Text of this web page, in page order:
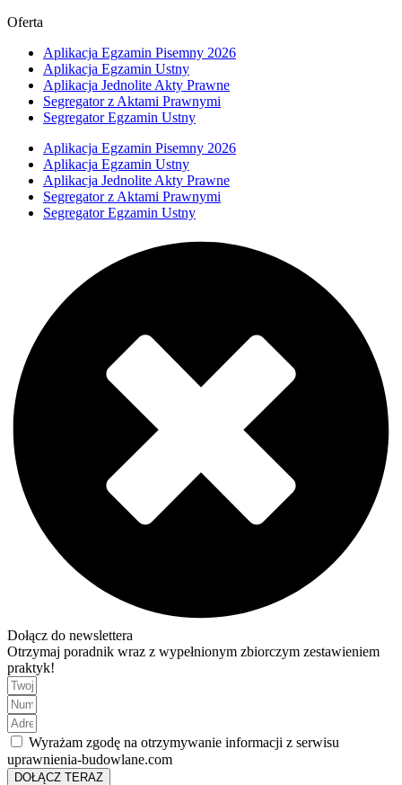
Oferta
Aplikacja Egzamin Pisemny 2026
Aplikacja Egzamin Ustny
Aplikacja Jednolite Akty Prawne
Segregator z Aktami Prawnymi
Segregator Egzamin Ustny
Aplikacja Egzamin Pisemny 2026
Aplikacja Egzamin Ustny
Aplikacja Jednolite Akty Prawne
Segregator z Aktami Prawnymi
Segregator Egzamin Ustny
Dołącz do newslettera
Otrzymaj poradnik wraz z wypełnionym zbiorczym zestawieniem
praktyk!
Wyrażam zgodę na otrzymywanie informacji z serwisu
uprawnienia-budowlane.com
DOŁĄCZ TERAZ